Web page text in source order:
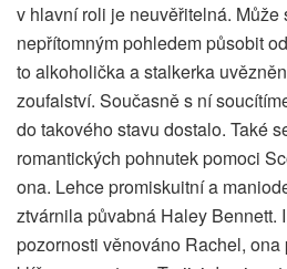
v hlavní roli je neuvěřitelná. Může
nepřítomným pohledem působit
to alkoholička a stalkerka
zoufalství. Současně s ní
do takového stavu dostalo. Také
romantických pohnutek pomoci
ona. Lehce promiskuitní a
ztvárnila půvabná Haley Bennett.
pozornosti věnováno Rachel,